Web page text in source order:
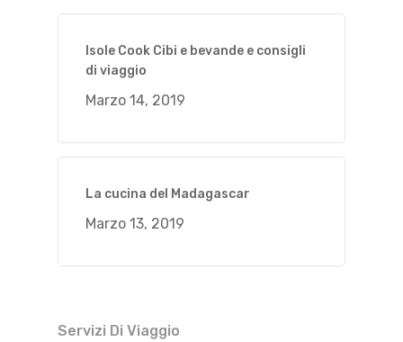
Isole Cook Cibi e bevande e consigli
di viaggio
Marzo 14, 2019
La cucina del Madagascar
Marzo 13, 2019
Servizi Di Viaggio